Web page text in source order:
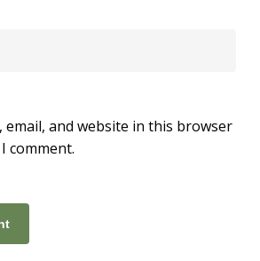
email, and website in this browser
comment.